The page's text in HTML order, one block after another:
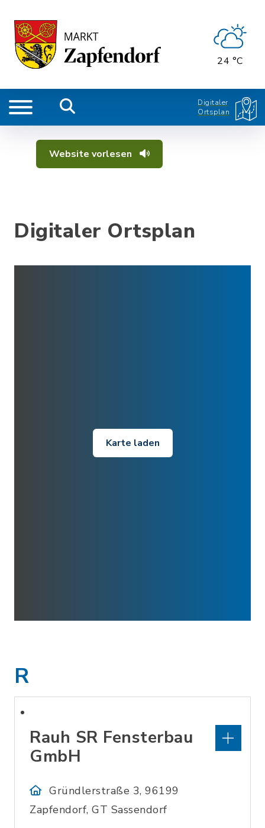
24 °C
Digitaler
Ortsplan
Website vorlesen
Digitaler Ortsplan
Karte laden
R
Rauh SR Fensterbau
GmbH
Gründlerstraße 3, 96199
Zapfendorf, GT Sassendorf